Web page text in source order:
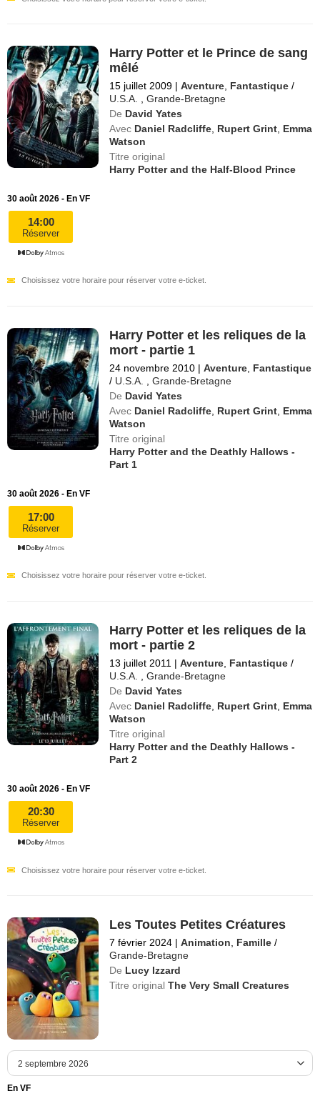
Harry Potter et le Prince de sang
mêlé
15 juillet 2009 | Aventure, Fantastique /
U.S.A. ,Grande-Bretagne
De David Yates
Avec Daniel Radcliffe, Rupert Grint, Emma
Watson
Titre original
Harry Potter and the Half-Blood Prince
30 août 2026 - En VF
14:00
Réserver
Choisissez votre horaire pour réserver votre e-ticket.
Harry Potter et les reliques de la
mort - partie 1
24 novembre 2010 | Aventure Fantastique
/ U.S.A. ,Grande-Bretagne
De David Yates
Avec Daniel Radcliffe Rupert Grint Emma
Watson
Titre original
Harry Potter and the Deathly Hallows -
Part 1
30 août 2026 - En VF
17:00
Réserver
Choisissez votre horaire pour réserver votre e-ticket.
Harry Potter et les reliques de la
mort - partie 2
13 juillet 2011 | Aventure Fantastique /
U.S.A.
,Grande-Bretagne
De David Yates
Avec Daniel Radcliffe Rupert Grint Emma
Watson
Titre original
Harry Potter and the Deathly Hallows -
Part 2
30 août 2026 - En VF
20:30
Réserver
Choisissez votre horaire pour réserver votre e-ticket.
Les Toutes Petites Créatures
7 février 2024 | Animation, Famille /
Grande-Bretagne
De Lucy Izzard
Titre originalThe Very Small Creatures
En VF